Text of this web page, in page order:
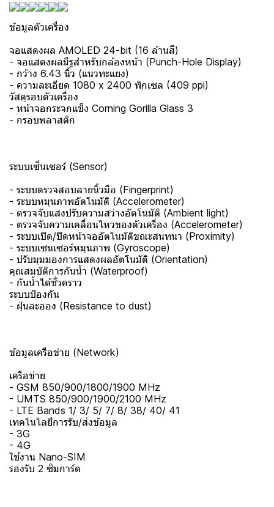
ข้อมูลตัวเครื่อง
จอแสดงผล AMOLED 24-bit (16 ล้านสี)
- จอแสดงผลมีรูสำหรับกล้องหน้า (Punch-Hole Display)
- กว้าง 6.43 นิ้ว (แนวทะแยง)
- ความละเอียด 1080 x 2400 พิกเซล (409 ppi)
วัสดุรอบตัวเครื่อง
- หน้าจอกระจกแข็ง Corning Gorilla Glass 3
- กรอบพลาสติก
ระบบเซ็นเซอร์ (Sensor)
- ระบบตรวจสอบลายนิ้วมือ (Fingerprint)
- ระบบหมุนภาพอัตโนมัติ (Accelerometer)
- ตรวจจับแสงปรับความสว่างอัตโนมัติ (Ambient light)
- ตรวจจับความเคลื่อนไหวของตัวเครื่อง (Accelerometer)
- ระบบเปิด/ปิดหน้าจออัตโนมัติขณะสนทนา (Proximity)
- ระบบเซนเซอร์หมุนภาพ (Gyroscope)
- ปรับมุมมองการแสดงผลอัตโนมัติ (Orientation)
คุณสมบัติการกันน้ำ (Waterproof)
- กันน้ำได้ชั่วคราว
ระบบป้องกัน
- ฝุ่นละออง (Resistance to dust)
ข้อมูลเครือข่าย (Network)
เครือข่าย
- GSM 850/900/1800/1900 MHz
- UMTS 850/900/1900/2100 MHz
- LTE Bands 1/ 3/ 5/ 7/ 8/ 38/ 40/ 41
เทคโนโลยีการรับ/ส่งข้อมูล
- 3G
- 4G
ใช้งาน Nano-SIM
รองรับ 2 ซิมการ์ด